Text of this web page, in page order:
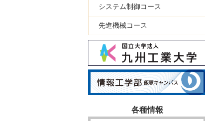
システム制御コース
先進機械コース
各種情報